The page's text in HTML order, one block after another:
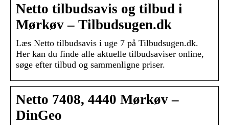
Netto tilbudsavis og tilbud i
Mørkøv – Tilbudsugen.dk
Læs Netto tilbudsavis i uge 7 på Tilbudsugen.dk.
Her kan du finde alle aktuelle tilbudsaviser online,
søge efter tilbud og sammenligne priser.
Netto 7408, 4440 Mørkøv –
DinGeo